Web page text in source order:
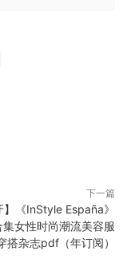
下一篇
】《InStyle España》
女性时尚潮流美容服
搭杂志pdf（年订阅）